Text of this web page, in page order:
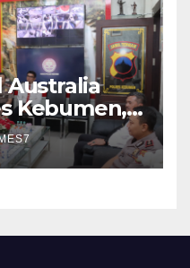
Australia
Kebumen,